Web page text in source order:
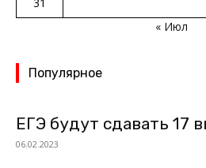
31
« Июл
Популярное
ЕГЭ будут сдавать 17
06.02.2023